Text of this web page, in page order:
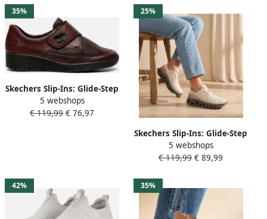
gemakkelijke instap
35%
Skechers Slip-Ins: Glide-Step
Altus Sneakers Laag
Gebroken wit
5 webshops
€ 119,99 € 76,97
25%
Skechers Slip-Ins: Glide-Step
Altus Sneakers Laag
Gebroken wit
5 webshops
€ 119,99 € 89,99
42% 35%